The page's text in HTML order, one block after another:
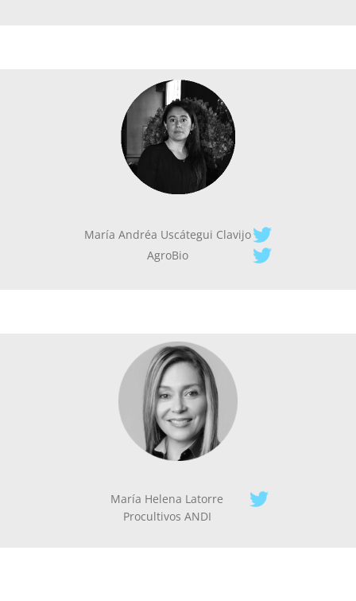
María Andréa Uscátegui Clavijo
AgroBio
María Helena Latorre
Procultivos ANDI